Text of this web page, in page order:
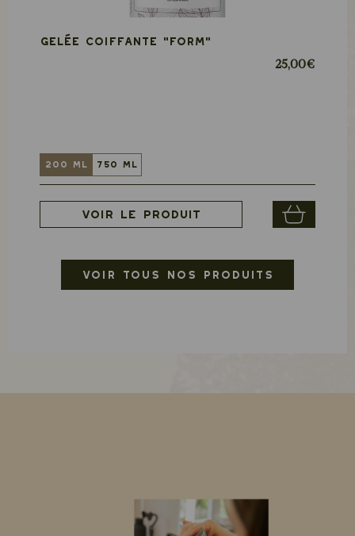
Gelée coiffante "FORM"
25,00 €
200 ml 750 ml
Voir le produit
VOIR TOUS NOS PRODUITS